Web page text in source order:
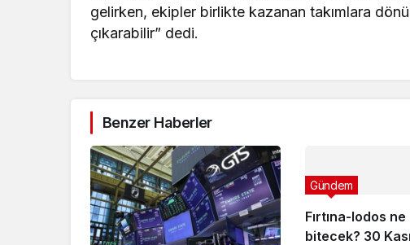
gelirken, ekipler birlikte kazanan takımlara
çıkarabilir” dedi.
Benzer Haberler
Fırtına-lodos
bitecek? 30
Gündem